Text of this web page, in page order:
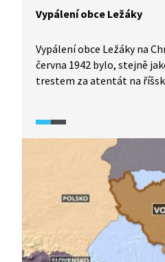
Vypálení obce Ležáky
Vypálení obce Ležáky na
června 1942 bylo, stejně
trestem za atentát na
odboji. Všech 33 dospělých
popraveno, přežily pouze
poslali do Německa na
kromě popisu samotné
i poválečné připomínání
zůstává ve stínu osudu Lidic.